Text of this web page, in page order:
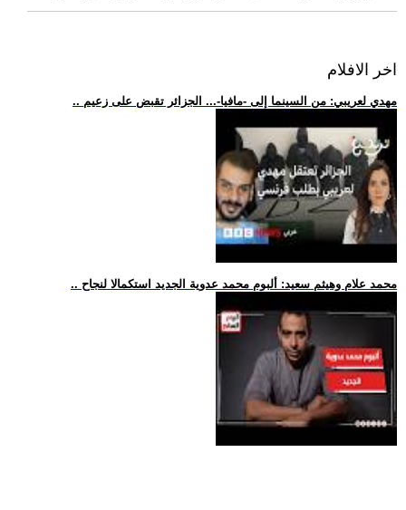
اخر الافلام
.. مهدي لعريبي: من السينما إلى -مافيا-... الجزائر تقبض على زعيم
.. محمد علام وهيثم سعيد: ألبوم محمد عدوية الجديد استكمالا لنجاح